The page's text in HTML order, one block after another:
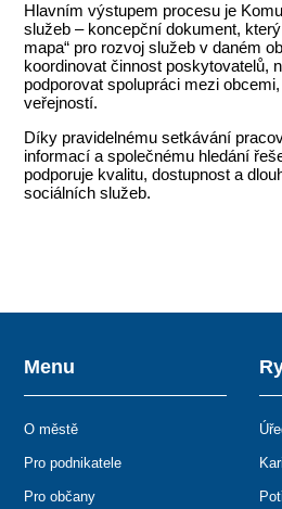
Hlavním výstupem procesu je
služeb – koncepční dokument,
mapa“ pro rozvoj služeb v daném
koordinovat činnost poskytovatelů,
podporovat spolupráci mezi
veřejností.
Díky pravidelnému setkávání
informací a společnému hledání
podporuje kvalitu, dostupnost a
sociálních služeb.
Menu
O městě
Pro podnikatele
Pro občany